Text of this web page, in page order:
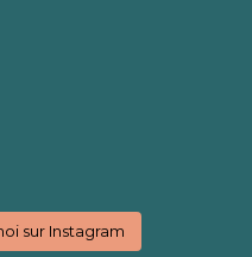
sur Instagram